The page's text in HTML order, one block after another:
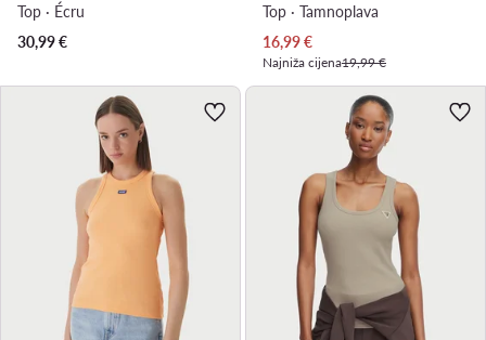
Top · Écru
30,99€
Top · Tamnoplava
Trenutna cijena
16,99€
Najniža cijena19,99 €